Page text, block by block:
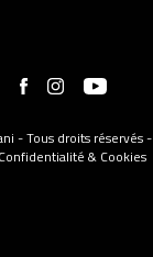
- Tous droits réservés -
Confidentialité & Cookies